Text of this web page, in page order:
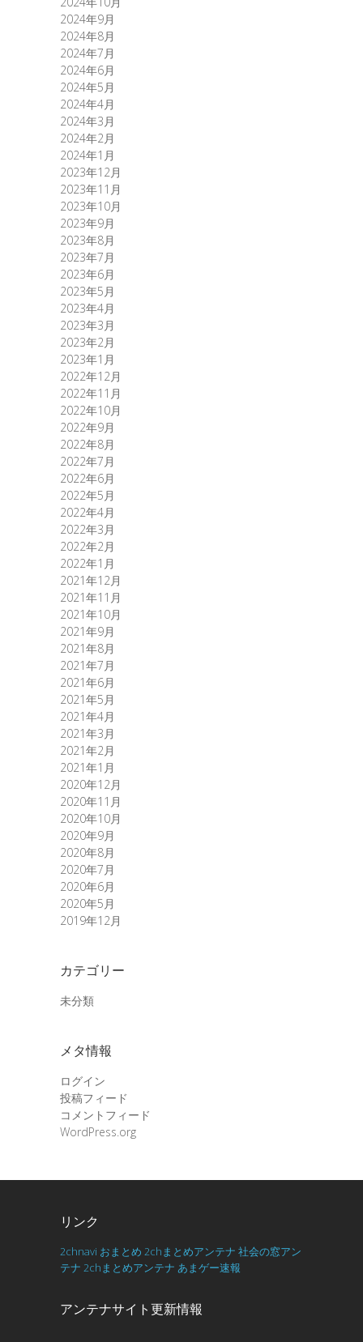
2024年9月
2024年8月
2024年7月
2024年6月
2024年5月
2024年4月
2024年3月
2024年2月
2024年1月
2023年12月
2023年11月
2023年10月
2023年9月
2023年8月
2023年7月
2023年6月
2023年5月
2023年4月
2023年3月
2023年2月
2023年1月
2022年12月
2022年11月
2022年10月
2022年9月
2022年8月
2022年7月
2022年6月
2022年5月
2022年4月
2022年3月
2022年2月
2022年1月
2021年12月
2021年11月
2021年10月
2021年9月
2021年8月
2021年7月
2021年6月
2021年5月
2021年4月
2021年3月
2021年2月
2021年1月
2020年12月
2020年11月
2020年10月
2020年9月
2020年8月
2020年7月
2020年6月
2020年5月
2019年12月
カテゴリー
未分類
メタ情報
ログイン
投稿フィード
コメントフィード
WordPress.org
リンク
2chnavi おまとめ 2chまとめアンテナ 社会の窓アン
テナ 2chまとめアンテナ あまゲー速報
アンテナサイト更新情報